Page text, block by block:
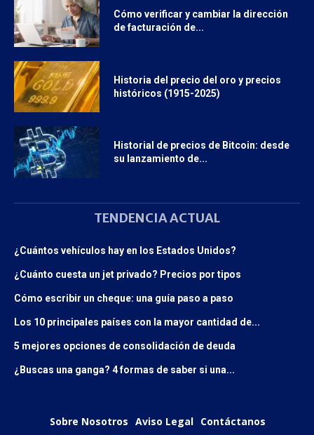
Cómo verificar y cambiar la dirección
de facturación de...
Historia del precio del oro y precios
históricos (1915-2025)
Historial de precios de Bitcoin: desde
su lanzamiento de...
TENDENCIA ACTUAL
¿Cuántos vehículos hay en los Estados Unidos?
¿Cuánto cuesta un jet privado? Precios por tipos
Cómo escribir un cheque: una guía paso a paso
Los 10 principales países con la mayor cantidad de...
5 mejores opciones de consolidación de deuda
¿Buscas una ganga? 4 formas de saber si una...
Sobre Nosotros Aviso Legal Contáctanos